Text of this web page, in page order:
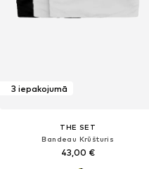
3 iepakojumā
THE SET
Bandeau Krūšturis
43,00 €